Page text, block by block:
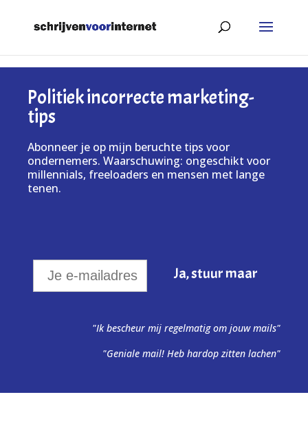
Politiek incorrecte marketing-
tips
Abonneer je op mijn beruchte tips voor
ondernemers. Waarschuwing: ongeschikt voor
millennials, freeloaders en mensen met lange
tenen.
"Ik bescheur mij regelmatig om jouw mails"
"Geniale mail! Heb hardop zitten lachen"